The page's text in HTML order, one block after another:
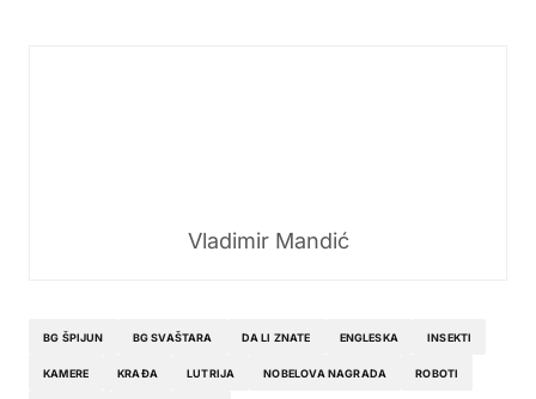
Vladimir Mandić
BG ŠPIJUN BG SVAŠTARA DA LI ZNATE ENGLESKA INSEKTI
KAMERE KRAĐA LUTRIJA NOBELOVA NAGRADA ROBOTI